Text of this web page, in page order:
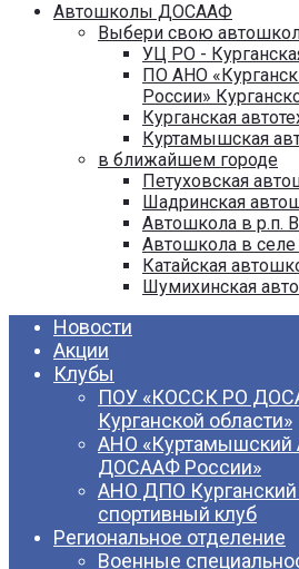
Автошколы ДОСААФ
Выбери свою
УЦ РО -
ПО АНО
России»
Курганская
Куртамышская
в ближайшем городе
Петуховская
Шадринская
Автошкола в р.п.
Автошкола в
Катайская
Шумихинская
Новости
Акции
Клубы
ПОУ «КОССК РО
Курганской области»
АНО «Куртамышский
ДОСААФ России»
АНО ДПО Курганский
спортивный клуб
Региональное отделение
Военные